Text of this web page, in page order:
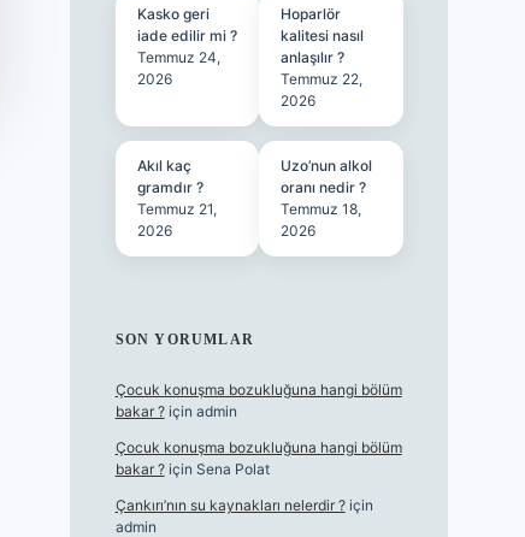
Kasko geri
iade edilir mi ?
Temmuz 24,
2026
Hoparlör
kalitesi nasıl
anlaşılır ?
Temmuz 22,
2026
Akıl kaç
gramdır ?
Temmuz 21,
2026
Uzo’nun alkol
oranı nedir ?
Temmuz 18,
2026
SON YORUMLAR
Çocuk konuşma bozukluğuna hangi bölüm
bakar ?için admin
Çocuk konuşma bozukluğuna hangi bölüm
bakar ?için Sena Polat
Çankırı’nın su kaynakları nelerdir ?için
admin